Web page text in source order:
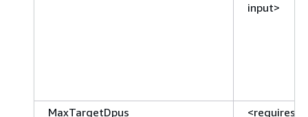
input>
MaxTargetDpus <requires